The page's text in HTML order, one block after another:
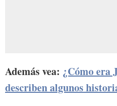
Además vea: ¿Cómo era
describen algunos